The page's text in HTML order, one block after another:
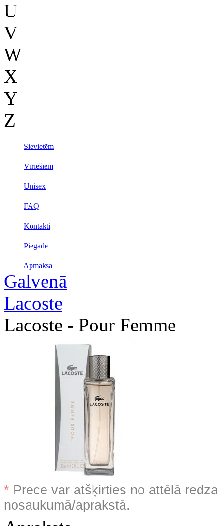
U
V
W
X
Y
Z
Sievietēm
Vīriešiem
Unisex
FAQ
Kontakti
Piegāde
Apmaksa
Galvenā
Lacoste
Lacoste - Pour Femme
* Prece var atšķirties no attēlā
nosaukumā/aprakstā.